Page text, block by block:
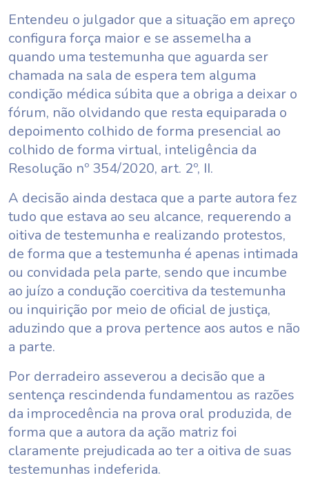
Entendeu o julgador que a situação em apreço
configura força maior e se assemelha a
quando uma testemunha que aguarda ser
chamada na sala de espera tem alguma
condição médica súbita que a obriga a deixar o
fórum, não olvidando que resta equiparada o
depoimento colhido de forma presencial ao
colhido de forma virtual, inteligência da
Resolução nº 354/2020, art. 2º, II.
A decisão ainda destaca que a parte autora fez
tudo que estava ao seu alcance, requerendo a
oitiva de testemunha e realizando protestos,
de forma que a testemunha é apenas intimada
ou convidada pela parte, sendo que incumbe
ao juízo a condução coercitiva da testemunha
ou inquirição por meio de oficial de justiça,
aduzindo que a prova pertence aos autos e não
a parte.
Por derradeiro asseverou a decisão que a
sentença rescindenda fundamentou as razões
da improcedência na prova oral produzida, de
forma que a autora da ação matriz foi
claramente prejudicada ao ter a oitiva de suas
testemunhas indeferida.